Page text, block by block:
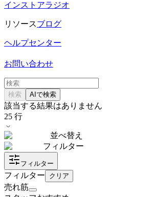
インストアラジオ
リソースブログ
ヘルプセンター
お問い合わせ
検索 AIで検索
該当する結果はありません
25 行
並べ替え
フィルター
フィルター
フィルター クリア
売れ筋